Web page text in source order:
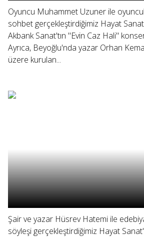
Oyuncu Muhammet Uzuner ile
sohbet gerçekleştirdiğimiz Hayat
Akbank Sanat'tın "Evin Caz Hali"
Ayrıca, Beyoğlu'nda yazar Orhan
üzere kurulan...
Şair ve yazar Hüsrev Hatemi ile
söyleşi gerçekleştirdiğimiz Hayat